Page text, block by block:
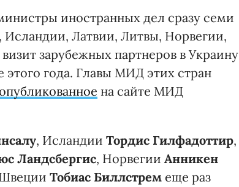
иностранных дел сразу семи
Латвии, Литвы, Норвегии,
зарубежных партнеров в Украину
этого года. Главы МИД этих стран
на сайте МИД
, Исландии Тордис Гилфадоттир,
Ландсбергис, Норвегии Анникен
Тобиас Биллстрем еще раз